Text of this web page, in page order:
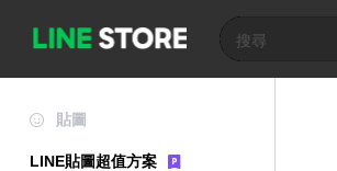
貼圖
LINE貼圖超值方案